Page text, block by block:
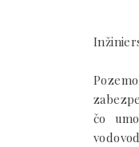
čo